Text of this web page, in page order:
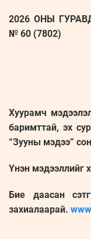
2026 ОНЫ
№ 60 (7802)
Хуурамч
баримттай, эх
“Зууны мэдээ”
Үнэн мэдээллийг
Бие даасан
захиалаарай.